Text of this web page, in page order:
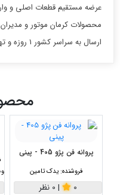
عرضه مستقیم قطعات اصلی و
محصولات کرمان موتور و
ارسال به سراسر کشور 1 روزه و تهران 1 ساعته
پروانه فن پژو 405 - پینی
فروشنده: یدک تامین
0
| 0 نظر